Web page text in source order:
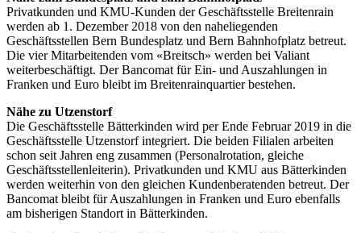
Privatkunden und KMU-Kunden der Geschäftsstelle Breitenrain
werden ab 1. Dezember 2018 von den naheliegenden
Geschäftsstellen Bern Bundesplatz und Bern Bahnhofplatz betreut.
Die vier Mitarbeitenden vom «Breitsch» werden bei Valiant
weiterbeschäftigt. Der Bancomat für Ein- und Auszahlungen in
Franken und Euro bleibt im Breitenrainquartier bestehen.
Nähe zu Utzenstorf
Die Geschäftsstelle Bätterkinden wird per Ende Februar 2019 in die
Geschäftsstelle Utzenstorf integriert. Die beiden Filialen arbeiten
schon seit Jahren eng zusammen (Personalrotation, gleiche
Geschäftsstellenleiterin). Privatkunden und KMU aus Bätterkinden
werden weiterhin von den gleichen Kundenberatenden betreut. Der
Bancomat bleibt für Auszahlungen in Franken und Euro ebenfalls
am bisherigen Standort in Bätterkinden.